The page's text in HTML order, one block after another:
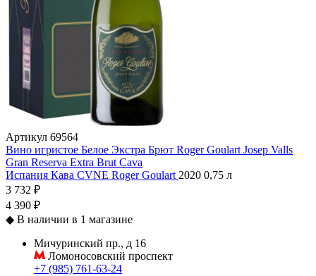
Артикул 69564
Вино игристое Белое Экстра Брют Roger Goulart Josep Valls
Gran Reserva Extra Brut Cava
Испания Кава CVNE Roger Goulart 2020 0,75 л
3 732 ₽
4 390 ₽
◆ В наличии в 1 магазине
Мичуринский пр., д 16
Ломоносовский проспект
+7 (985) 761-63-24